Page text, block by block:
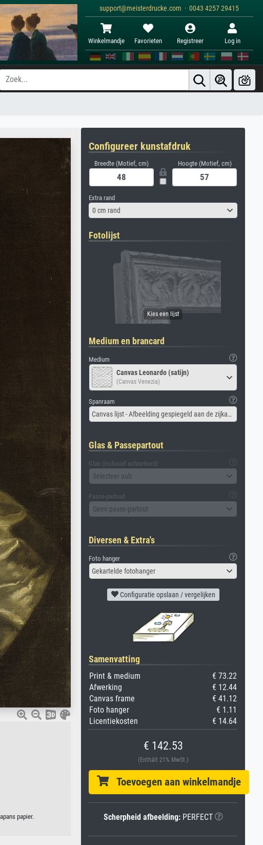
support@meisterdrucke.com · 0043 4257 29415
Winkelmandje Favorieten Registreer Log in
papier.
Configureer kunstafdruk
Breedte (Motief, cm) Hoogte (Motief, cm)
Extra rand
0 cm rand
Fotolijst
Medium en brancard
Medium
Canvas Leonardo (satijn)
(Canvas Venezia)
Spanraam
Canvas lijst - Afbeelding gespiegeld aan de zijkant
Glas & Passepartout
Glas (inclusief achterbord)
Selecteer aub
Passe-partout
Geen passe-partout
Diversen & Extra's
Foto hanger
Gekartelde fotohanger
Configuratie opslaan / vergelijken
Samenvatting
Print & medium
€ 73.22
Afwerking
€ 12.44
Canvas frame
€ 41.12
Foto hanger
€ 1.11
Licentiekosten
€ 14.64
€ 142.53
(Enthält 21% MwSt.)
Toevoegen aan winkelmandje
Scherpheid afbeelding:PERFECT